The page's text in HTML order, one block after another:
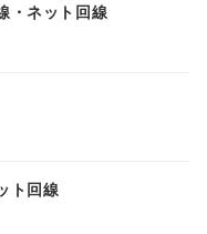
・ネット回線
ト回線